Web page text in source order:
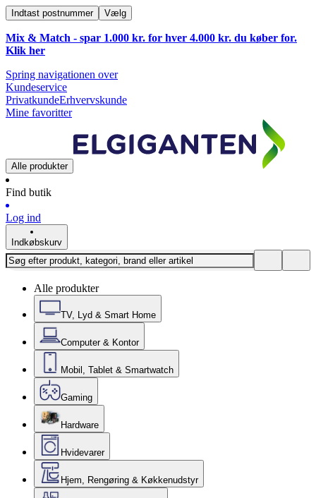
Indtast postnummer Vælg
Mix & Match - spar 1.000 kr. for hver 4.000 kr. du køber for.
Klik her
Spring navigationen over
Kundeservice
PrivatkundeErhvervskunde
Mine favoritter
Alle produkter
Find butik
Log ind
Indkøbskurv
Alle produkter
TV, Lyd & Smart Home
Computer & Kontor
Mobil, Tablet & Smartwatch
Gaming
Hardware
Hvidevarer
Hjem, Rengøring & Køkkenudstyr